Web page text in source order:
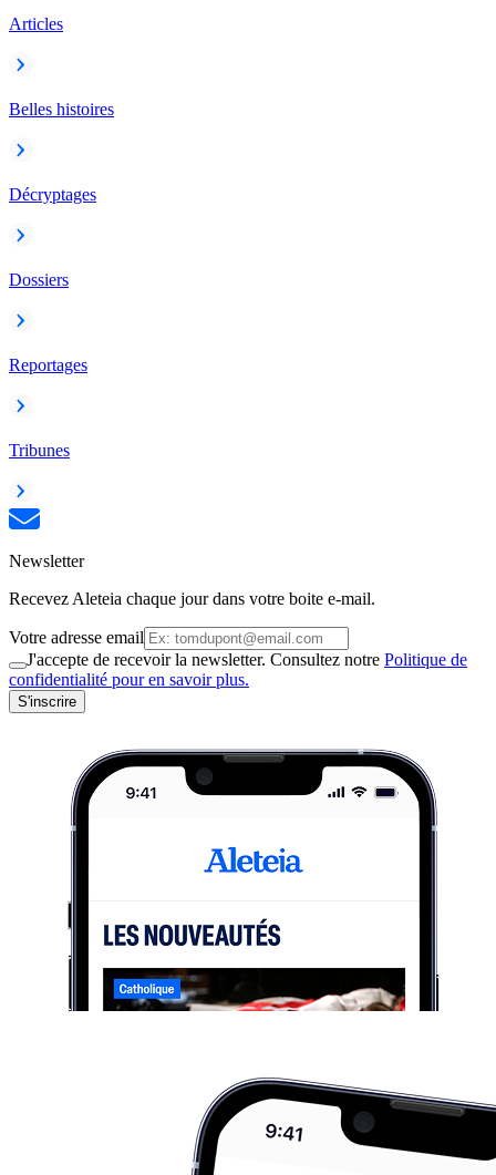
Articles
Belles histoires
Décryptages
Dossiers
Reportages
Tribunes
Newsletter
Recevez Aleteia chaque jour dans votre boite e-mail.
Votre adresse email
J'accepte de recevoir la newsletter. Consultez notre Politique de
confidentialité pour en savoir plus.
S'inscrire